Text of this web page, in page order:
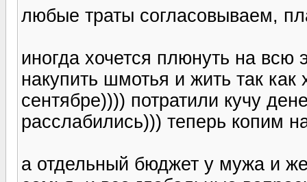
любые траты согласовываем,
иногда хочется плюнуть на всю
накупить шмотья и жить так
сентябре)))) потратили кучу
расслабились))) теперь копим
а отдельный бюджет у мужа и